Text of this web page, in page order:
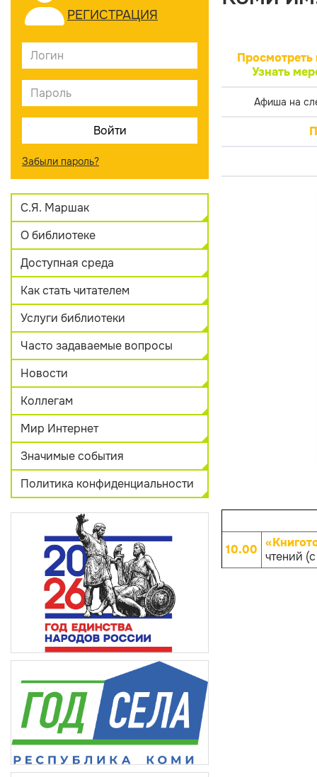
РЕГИСТРАЦИЯ
Забыли пароль?
С.Я. Маршак
О библиотеке
Доступная среда
Как стать читателем
Услуги библиотеки
Часто задаваемые вопросы
Новости
Коллегам
Мир Интернет
Значимые события
Политика конфиденциальности
Просмотреть
Узнать
Афиша на
10.00 чтений